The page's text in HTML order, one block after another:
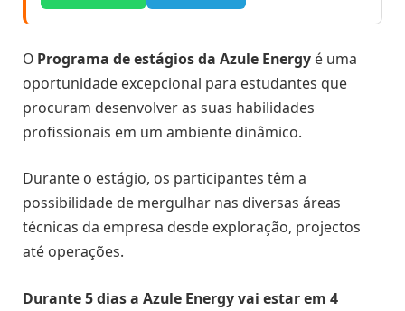
O Programa de estágios da Azule Energy é uma
oportunidade excepcional para estudantes que
procuram desenvolver as suas habilidades
profissionais em um ambiente dinâmico.
Durante o estágio, os participantes têm a
possibilidade de mergulhar nas diversas áreas
técnicas da empresa desde exploração, projectos
até operações.
Durante 5 dias a Azule Energy vai estar em 4